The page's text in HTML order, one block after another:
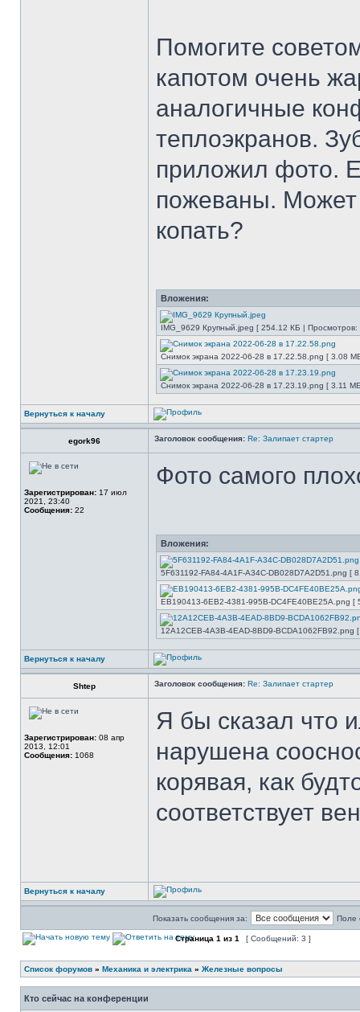
Помогите
капотом очень
аналогичные
теплоэкранов.
приложил фото.
пожеваны. Может
копать?
Вложения:
IMG_9629 Крупный.jpeg [ 254.12 КБ | Просмотров:
Снимок экрана 2022-06-28 в 17.22.58.png [ 3.08
Снимок экрана 2022-06-28 в 17.23.19.png [ 3.11
Вернуться к началу
egork96 Заголовок сообщения: Re: Залипает стартер
Зарегистрирован: 17 июл
2021, 23:40
Сообщения: 22
Фото самого
Вложения:
5F631192-FA84-4A1F-A34C-DB028D7A2D51.png [
EB190413-6EB2-4381-995B-DC4FE40BE25A.png
12A12CEB-4A3B-4EAD-8BD9-
Вернуться к началу
Shtep Заголовок сообщения: Re: Залипает стартер
Зарегистрирован: 08 апр
2013, 12:01
Сообщения: 1068
Я бы сказал что
нарушена
корявая, как
соответствует
Вернуться к началу
Показать сообщения за: Поле
Страница 1 из 1 [ Сообщений: 3 ]
Список форумов » Механика и электрика » Железные вопросы
Кто сейчас на конференции